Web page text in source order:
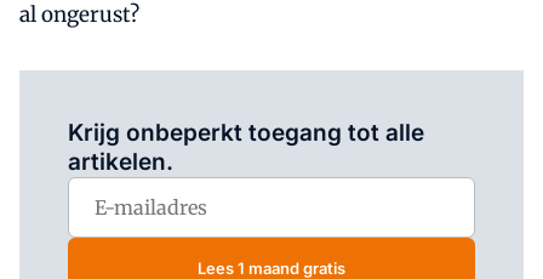
al ongerust?
Krijg onbeperkt toegang tot alle
artikelen.
Lees 1 maand gratis